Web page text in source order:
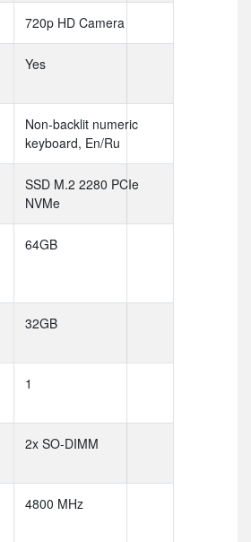
720p HD Camera
Yes
Non-backlit numeric
keyboard, En/Ru
SSD M.2 2280 PCIe
NVMe
64GB
32GB
1
2x SO-DIMM
4800 MHz